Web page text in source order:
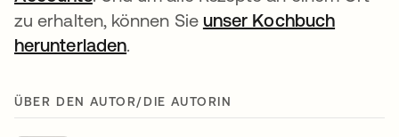
zu erhalten, können Sie unser Kochbuch
herunterladenwird in einer neuen
.
ÜBER DEN AUTOR/DIE AUTORIN